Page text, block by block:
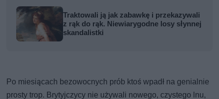
Traktowali ją jak zabawkę i przekazywali
z rąk do rąk. Niewiarygodne losy słynnej
skandalistki
Po miesiącach bezowocnych prób ktoś wpadł na genialnie
prosty trop. Brytyjczycy nie używali nowego, czystego lnu,